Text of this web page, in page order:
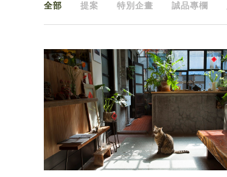
全部 提案 特別企畫 誠品專欄